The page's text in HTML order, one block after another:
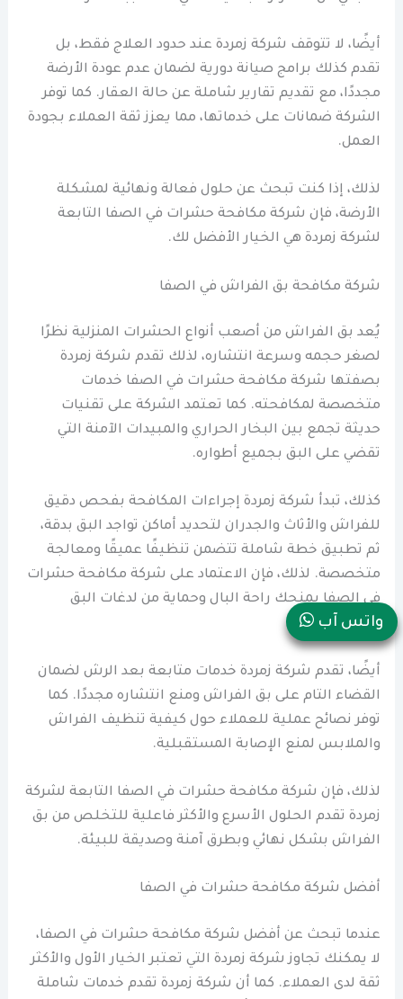
أيضًا، لا تتوقف شركة زمردة عند حدود العلاج فقط، بل
تقدم كذلك برامج صيانة دورية لضمان عدم عودة الأرضة
مجددًا، مع تقديم تقارير شاملة عن حالة العقار. كما توفر
الشركة ضمانات على خدماتها، مما يعزز ثقة العملاء بجودة
العمل.
لذلك، إذا كنت تبحث عن حلول فعالة ونهائية لمشكلة
الأرضة، فإن شركة مكافحة حشرات في الصفا التابعة
لشركة زمردة هي الخيار الأفضل لك.
شركة مكافحة بق الفراش في الصفا
يُعد بق الفراش من أصعب أنواع الحشرات المنزلية نظرًا
لصغر حجمه وسرعة انتشاره، لذلك تقدم شركة زمردة
بصفتها شركة مكافحة حشرات في الصفا خدمات
متخصصة لمكافحته. كما تعتمد الشركة على تقنيات
حديثة تجمع بين البخار الحراري والمبيدات الآمنة التي
تقضي على البق بجميع أطواره.
كذلك، تبدأ شركة زمردة إجراءات المكافحة بفحص دقيق
للفراش والأثاث والجدران لتحديد أماكن تواجد البق بدقة،
ثم تطبيق خطة شاملة تتضمن تنظيفًا عميقًا ومعالجة
متخصصة. لذلك، فإن الاعتماد على شركة مكافحة حشرات
في الصفا يمنحك راحة البال وحماية من لدغات البق
المزعجة.
أيضًا، تقدم شركة زمردة خدمات متابعة بعد الرش لضمان
القضاء التام على بق الفراش ومنع انتشاره مجددًا. كما
توفر نصائح عملية للعملاء حول كيفية تنظيف الفراش
والملابس لمنع الإصابة المستقبلية.
لذلك، فإن شركة مكافحة حشرات في الصفا التابعة لشركة
زمردة تقدم الحلول الأسرع والأكثر فاعلية للتخلص من بق
الفراش بشكل نهائي وبطرق آمنة وصديقة للبيئة.
أفضل شركة مكافحة حشرات في الصفا
عندما تبحث عن أفضل شركة مكافحة حشرات في الصفا،
لا يمكنك تجاوز شركة زمردة التي تعتبر الخيار الأول والأكثر
ثقة لدى العملاء. كما أن شركة زمردة تقدم خدمات شاملة
واتس آب